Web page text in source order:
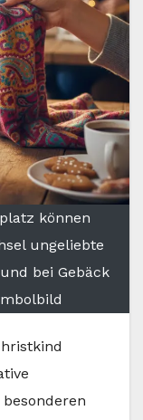
können
ungeliebte
bei Gebäck